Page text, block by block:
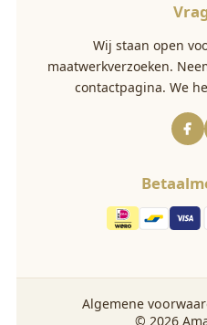
Wij staan open
maatwerkverzoeken.
contactpagina. We
Algemene
© 2026